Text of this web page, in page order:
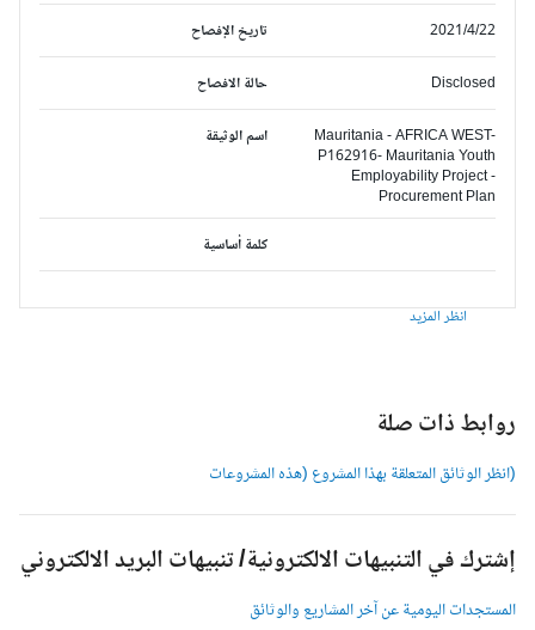
تاريخ الإفصاح 2021/4/22
حالة الافصاح Disclosed
اسم الوثيقة
Mauritania - AFRICA WEST-
P162916- Mauritania Youth
Employability Project -
Procurement Plan
كلمة أساسية
انظر المزيد
روابط ذات صلة
(انظر الوثائق المتعلقة بهذا المشروع (هذه المشروعات
إشترك في التنبيهات الالكترونية/ تنبيهات البريد الالكتروني
المستجدات اليومية عن آخر المشاريع والوثائق